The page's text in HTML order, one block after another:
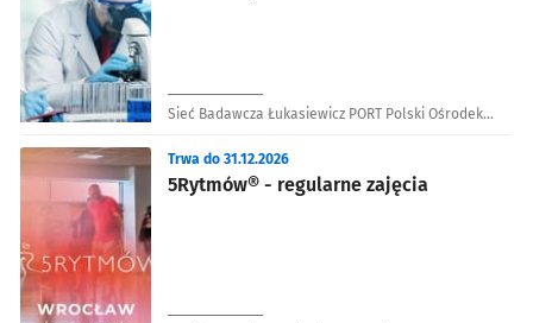
Sieć Badawcza Łukasiewicz PORT Polski Ośrodek
5Rytmów® - regularne zajęcia
Trwa do 31.12.2026